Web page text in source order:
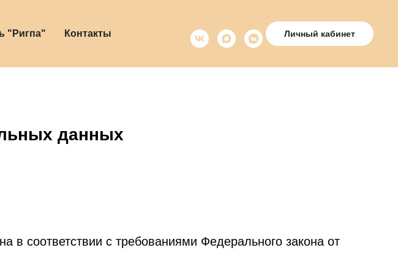
"Ригпа" Контакты Личный кабинет
данных
в соответствии с требованиями Федерального закона от